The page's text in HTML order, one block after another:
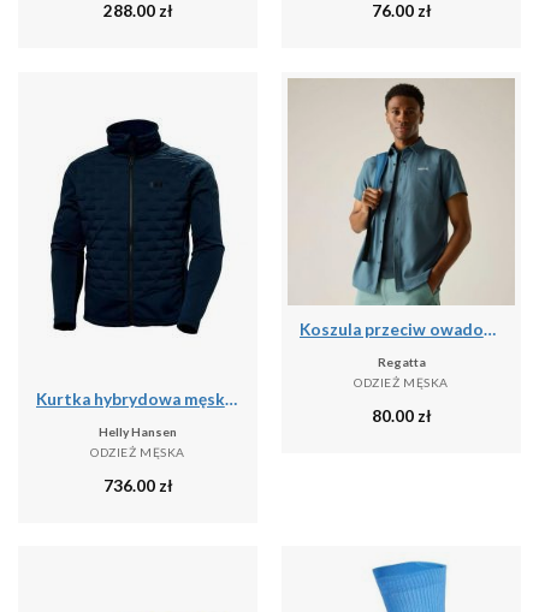
288.00 zł 76.00 zł
Kurtka hybrydowa męska Helly Hansen HP Hybrid Stretch Insulator
Helly Hansen
ODZIEŻ MĘSKA
736.00 zł
Koszula przeciw owadom Regatta Travel Light
Regatta
ODZIEŻ MĘSKA
80.00 zł